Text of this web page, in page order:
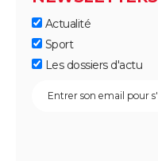
Actualité
Sport
Les dossiers d'actu